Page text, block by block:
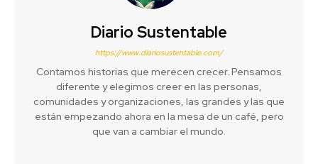
Diario Sustentable
https://www.diariosustentable.com/
Contamos historias que merecen crecer. Pensamos
diferente y elegimos creer en las personas,
comunidades y organizaciones, las grandes y las que
están empezando ahora en la mesa de un café, pero
que van a cambiar el mundo.